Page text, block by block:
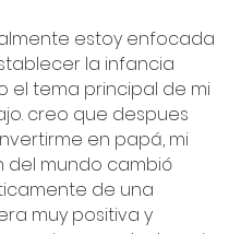
estoy enfocada
la infancia
el tema principal de mi
creo que despues
en papá, mi
del mundo cambió
de una
muy positiva y